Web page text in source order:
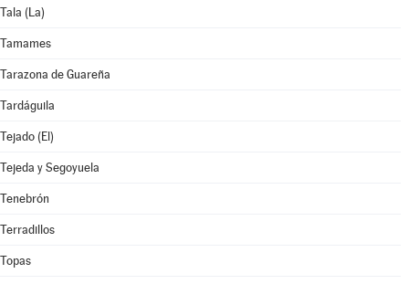
Tala (La)
Tamames
Tarazona de Guareña
Tardáguila
Tejado (El)
Tejeda y Segoyuela
Tenebrón
Terradillos
Topas